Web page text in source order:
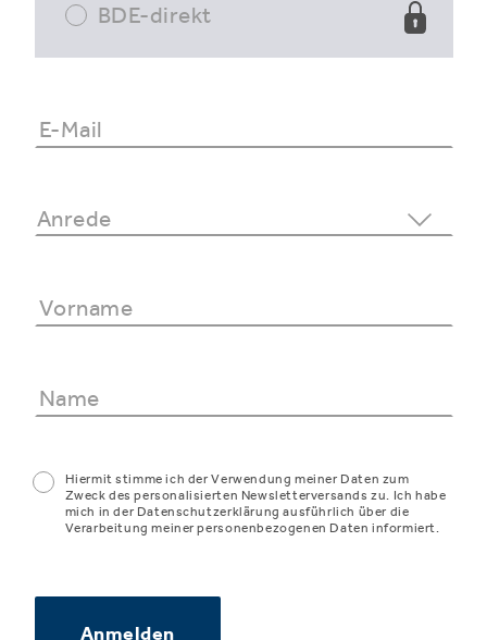
BDE-direkt
Hiermit stimme ich der Verwendung meiner Daten zum
Zweck des personalisierten Newsletterversands zu. Ich habe
mich in der Datenschutzerklärung ausführlich über die
Verarbeitung meiner personenbezogenen Daten informiert.
Anmelden